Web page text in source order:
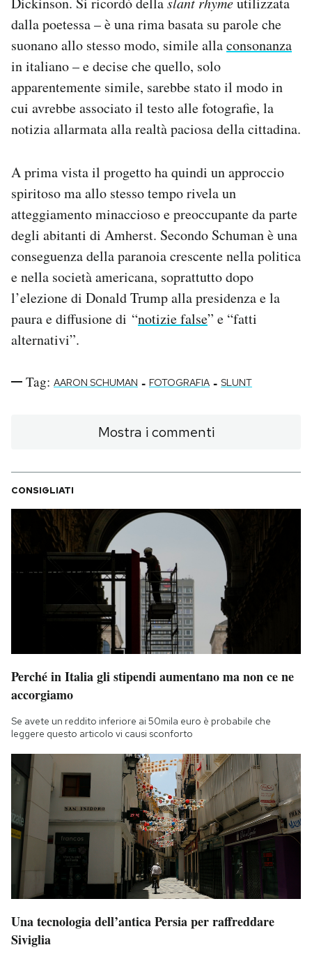
dalla poetessa – è una rima basata su parole che
suonano allo stesso modo, simile allaconsonanza
in italiano – e decise che quello, solo
apparentemente simile, sarebbe stato il modo in
cui avrebbe associato il testo alle fotografie, la
notizia allarmata alla realtà paciosa della cittadina.
A prima vista il progetto ha quindi un approccio
spiritoso ma allo stesso tempo rivela un
atteggiamento minaccioso e preoccupante da parte
degli abitanti di Amherst. Secondo Schuman è una
conseguenza della paranoia crescente nella politica
e nella società americana, soprattutto dopo
l’elezione di Donald Trump alla presidenza e la
paura e diffusione di “notizie false” e “fatti
alternativi”.
Tag: AARON SCHUMAN - FOTOGRAFIA - SLUNT
Mostra i commenti
CONSIGLIATI
Perché in Italia gli stipendi aumentano ma non ce ne
accorgiamo
Se avete un reddito inferiore ai 50mila euro è probabile che
leggere questo articolo vi causi sconforto
Una tecnologia dell’antica Persia per raffreddare
Siviglia